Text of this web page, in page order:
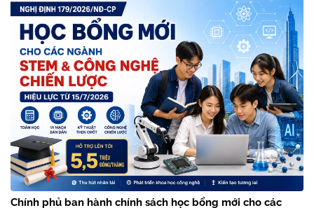
Chính phủ ban hành chính sách học bổng mới cho các